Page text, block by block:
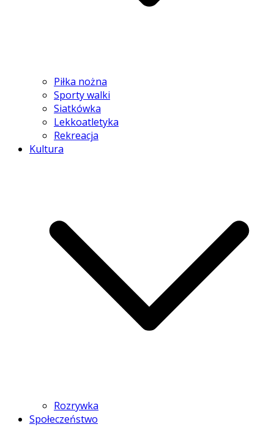
Piłka nożna
Sporty walki
Siatkówka
Lekkoatletyka
Rekreacja
Kultura
Rozrywka
Społeczeństwo